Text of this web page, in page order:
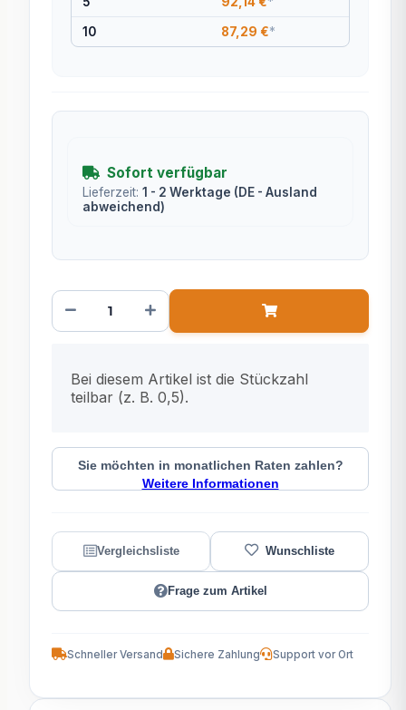
10 87,29 €*
Sofort verfügbar
Lieferzeit: 1 - 2 Werktage (DE - Ausland
abweichend)
Bei diesem Artikel ist die Stückzahl
teilbar (z. B. 0,5).
Sie möchten in monatlichen Raten zahlen?
Weitere Informationen
Frage zum Artikel
Schneller Versand Sichere Zahlung Support vor Ort